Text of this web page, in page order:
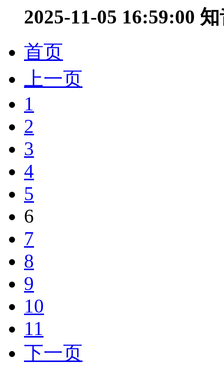
2025-11-05 16:59:00
首页
上一页
1
2
3
4
5
6
7
8
9
10
11
下一页